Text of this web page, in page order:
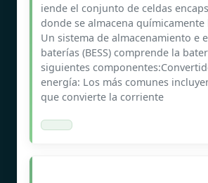
iende el conjunto de celdas
donde se almacena químicamente
Un sistema de almacenamiento e
baterías (BESS) comprende la
siguientes
energía: Los más comunes
que convierte la corriente